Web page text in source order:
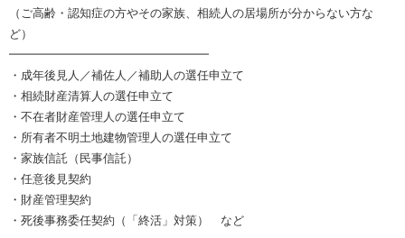
（ご高齢・認知症の方やその家族、相続人の居場所が分からない方な
ど）
━━━━━━━━━━━━━━━━━
・成年後見人／補佐人／補助人の選任申立て
・相続財産清算人の選任申立て
・不在者財産管理人の選任申立て
・所有者不明土地建物管理人の選任申立て
・家族信託（民事信託）
・任意後見契約
・財産管理契約
・死後事務委任契約（「終活」対策） など